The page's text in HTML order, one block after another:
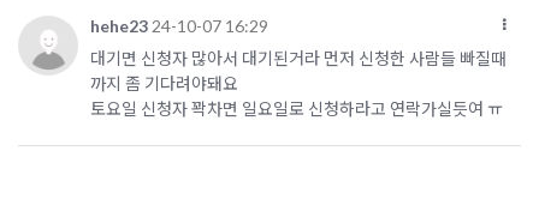
hehe23 24-10-07 16:29
대기면 신청자 많아서 대기된거라 먼저 신청한 사람들 빠질때
까지 좀 기다려야돼요
토요일 신청자 꽉차면 일요일로 신청하라고 연락가실듯여 ㅠ